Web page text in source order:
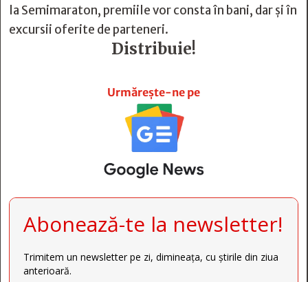
la Semimaraton, premiile vor consta în bani, dar și în
excursii oferite de parteneri.
Distribuie!
Urmărește-ne pe
Abonează-te la newsletter!
Trimitem un newsletter pe zi, dimineața, cu știrile din ziua
anterioară.